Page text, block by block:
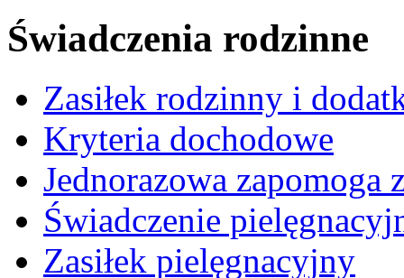
Świadczenia rodzinne
Zasiłek rodzinny i
Kryteria dochodowe
Jednorazowa zapomoga
Świadczenie
Zasiłek pielęgnacyjny